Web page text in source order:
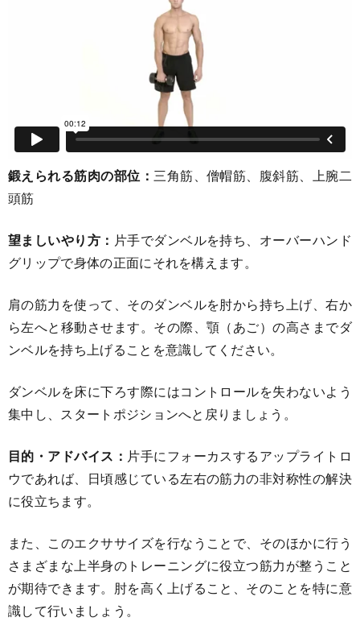
鍛えられる筋肉の部位：三角筋、僧帽筋、腹斜筋、上腕二
頭筋
望ましいやり方： 片手でダンベルを持ち、オーバーハンド
グリップで身体の正面にそれを構えます。
肩の筋力を使って、そのダンベルを肘から持ち上げ、右か
ら左へと移動させます。その際、顎（あご）の高さまでダ
ンベルを持ち上げることを意識してください。
ダンベルを床に下ろす際にはコントロールを失わないよう
集中し、スタートポジションへと戻りましょう。
目的・アドバイス： 片手にフォーカスするアップライトロ
ウであれば、日頃感じている左右の筋力の非対称性の解決
に役立ちます。
また、このエクササイズを行なうことで、そのほかに行う
さまざまな上半身のトレーニングに役立つ筋力が整うこと
が期待できます。肘を高く上げること、そのことを特に意
識して行いましょう。